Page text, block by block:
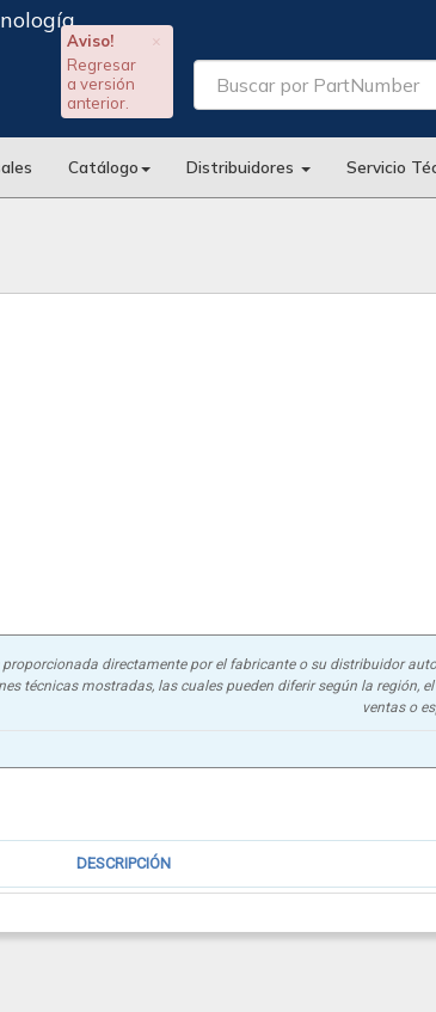
×
Aviso!
Regresar
a versión
anterior.
Catálogo Distribuidores Servicio
directamente por el fabricante o su distribuidor
técnicas mostradas, las cuales pueden diferir según la
ventas o
DESCRIPCIÓN